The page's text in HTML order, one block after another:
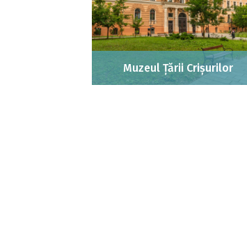
Muzeul Țării Crișurilor